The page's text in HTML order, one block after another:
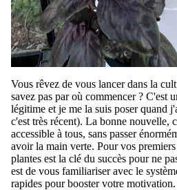
Vous rêvez de vous lancer dans la
savez pas par où commencer ? C'est
légitime et je me la suis poser quand
c'est très récent). La bonne nouvelle,
accessible à tous, sans passer
avoir la main verte. Pour vos
plantes est la clé du succès pour ne
est de vous familiariser avec le
rapides pour booster votre motivation.